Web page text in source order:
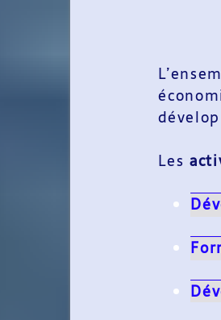
L’ensemble des
économique du
développement et
activités de l'AIS
Formations,
Développement